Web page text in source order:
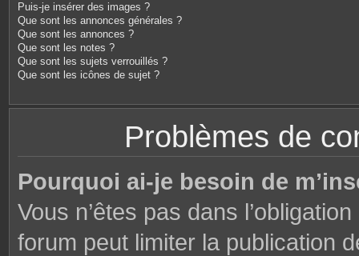
Puis-je insérer des images ?
Que sont les annonces générales ?
Que sont les annonces ?
Que sont les notes ?
Que sont les sujets verrouillés ?
Que sont les icônes de sujet ?
Problèmes de
Pourquoi ai-je besoin de
Vous n’êtes pas dans
forum peut limiter la publication